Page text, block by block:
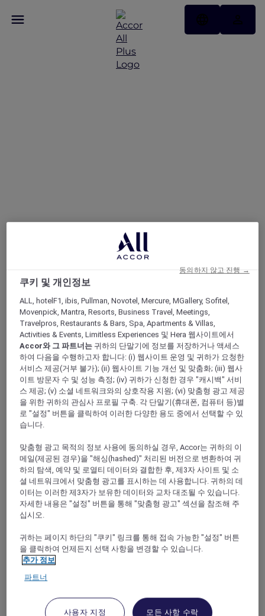
Feast Of The Straits: All-You-Can-Enjoy À La
Carte Dinner Buffet At Racines
Enjoy 30% Off Dinner Buffet
AtRacinesinSofitel Singapore City Centre ,
indulge in an all-you-can-enjoy spread inspired
recipes are passed down, and flavours run
deep. Thoughtfully designed for sharing and
easy conversation, this à la carte dinner buffet
invites you to savour each dish at your own
pace over a relaxed 90-minute seating.
Look forward to crowd favourites like Racines
alongside comforting classics such as tahu
telur, nyonya assam curry snapper, and
hainanese style chicken rice—rounded off with
Singapore-style hokkien mee and a delicate
Feast of the Straits: All-You-Can-Enjoy À La
쿠키 및 개인정보
ALL, hotelF1, ibis, Pullman, Novotel, Mercure, MGallery, Sofitel,
Movenpick, Mantra, Resorts, Business Travel, Meetings,
Travelpros, Restaurants & Bars, Spa, Apartments & Villas,
Activities & Events, Limitless Experiences 및 Hera 웹사이트에서
Accor와 그 파트너는 귀하의 단말기에 정보를 저장하거나 액세스
하여 다음을 수행하고자 합니다: (i) 웹사이트 운영 및 귀하가 요청한
서비스 제공(거부 불가); (ii) 웹사이트 기능 개선 및 맞춤화; (iii) 웹사
이트 방문자 수 및 성능 측정; (iv) 귀하가 신청한 경우 "캐시백" 서비
스 제공; (v) 소셜 네트워크와의 상호작용 지원; (vi) 맞춤형 광고 제공
을 위한 귀하의 관심사 프로필 구축. 각 단말기(휴대폰, 컴퓨터 등)별
로 "설정" 버튼을 클릭하여 이러한 다양한 용도 중에서 선택할 수 있
습니다.
맞춤형 광고 목적의 정보 사용에 동의하실 경우, Accor는 귀하의 이
메일(제공된 경우)을 "해싱(hashed)" 처리된 버전으로 변환하여 귀
하의 탐색, 예약 및 로열티 데이터와 결합한 후, 제3자 사이트 및 소
셜 네트워크에서 맞춤형 광고를 표시하는 데 사용합니다. 귀하의 데
이터는 이러한 제3자가 보유한 데이터와 교차 대조될 수 있습니다.
자세한 내용은 "설정" 버튼을 통해 "맞춤형 광고" 섹션을 참조해 주
십시오.
귀하는 페이지 하단의 "쿠키" 링크를 통해 접속 가능한 "설정" 버튼
을 클릭하여 언제든지 선택 사항을 변경할 수 있습니다.
추가 정보
파트너
사용자 지정 모든 사항 수락
동의하지 않고 진행 →